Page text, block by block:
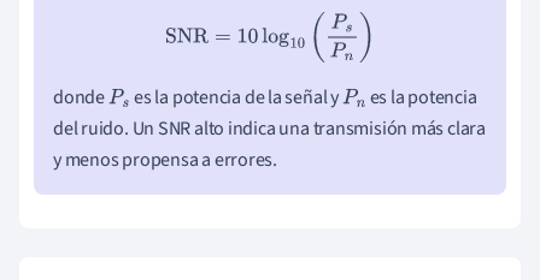
SNR= 10log10 s Pn)
dondePs es la potencia de la señal yPn es la potencia
del ruido. Un SNR alto indica una transmisión más clara
y menos propensa a errores.